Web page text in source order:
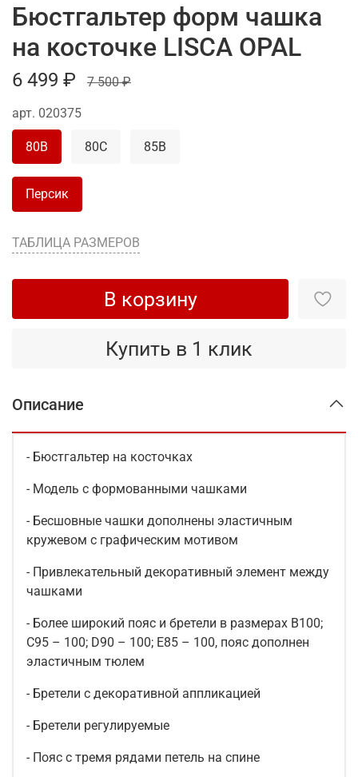
арт. 020375
Бюстгальтер форм чашка
на косточке LISCA OPAL
6 499 ₽ 7 500 ₽
ТАБЛИЦА РАЗМЕРОВ
В корзину
Купить в 1 клик
80B 80C 85B
Персик
Описание
- Бюстгальтер на косточках
- Модель с формованными чашками
- Бесшовные чашки дополнены эластичным
кружевом с графическим мотивом
- Привлекательный декоративный элемент между
чашками
- Более широкий пояс и бретели в размерах B100;
C95 – 100; D90 – 100; E85 – 100, пояс дополнен
эластичным тюлем
- Бретели с декоративной аппликацией
- Бретели регулируемые
- Пояс с тремя рядами петель на спине